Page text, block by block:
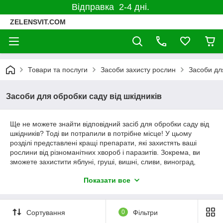
Відправка 2-4 дні.
ZELENSVIT.COM
Товари та послуги Засоби захисту рослин Засоби
Засоби для обробки саду від шкідників
Ще не можете знайти відповідний засіб для обробки саду від
шкідників? Тоді ви потрапили в потрібне місце! У цьому
розділі представлені кращі препарати, які захистять ваші
рослини від різноманітних хвороб і паразитів. Зокрема, ви
зможете захистити яблуні, груші, вишні, сливи, виноград,
культурам і посівам знадобитися в весняно-осінній період,
інших шкідливих комах, які можуть значно погіршити ваш
урожай.
Показати все
Сортування 0 Фільтри